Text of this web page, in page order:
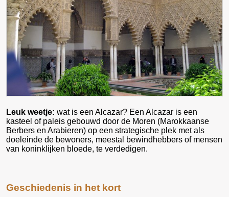
Leuk weetje: wat is een Alcazar? Een Alcazar is een
kasteel of paleis gebouwd door de Moren (Marokkaanse
Berbers en Arabieren) op een strategische plek met als
doeleinde de bewoners, meestal bewindhebbers of mensen
van koninklijken bloede, te verdedigen.
Geschiedenis in het kort